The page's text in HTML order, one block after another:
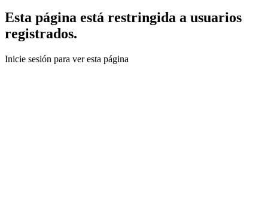
Esta página está restringida a usuarios
registrados.
Inicie sesión para ver esta página